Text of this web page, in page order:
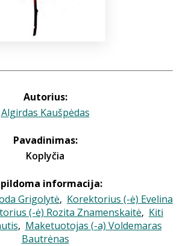
Autorius:
Algirdas Kaušpėdas
Pavadinimas:
Koplyčia
informacija:
Grigolytė, Korektorius (-ė) Evelina
(-ė) Rozita Znamenskaitė, Kiti
, Maketuotojas (-a) Voldemaras
Bautrėnas